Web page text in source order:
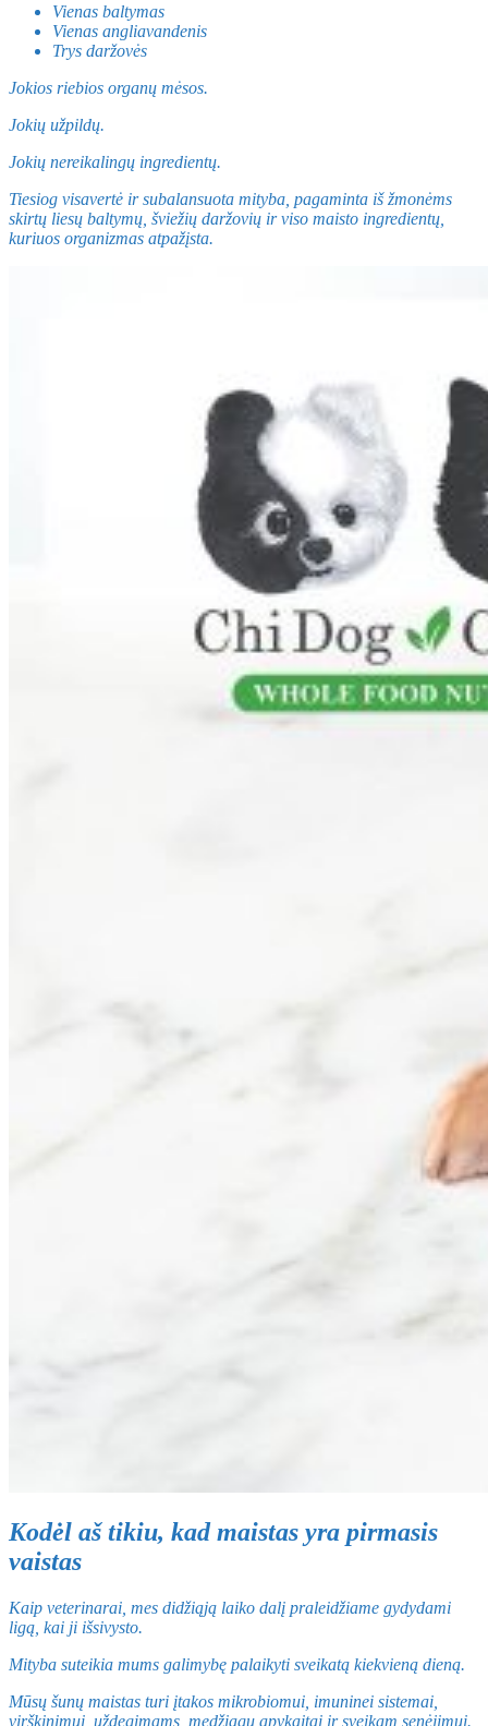
Vienas baltymas
Vienas angliavandenis
Trys daržovės
Jokios riebios organų mėsos.
Jokių užpildų.
Jokių nereikalingų ingredientų.
Tiesiog visavertė ir subalansuota mityba, pagaminta iš žmonėms
skirtų liesų baltymų, šviežių daržovių ir viso maisto ingredientų,
kuriuos organizmas atpažįsta.
Kodėl aš tikiu, kad maistas yra pirmasis
vaistas
Kaip veterinarai, mes didžiąją laiko dalį praleidžiame gydydami
ligą, kai ji išsivysto.
Mityba suteikia mums galimybę palaikyti sveikatą kiekvieną dieną.
Mūsų šunų maistas turi įtakos mikrobiomui, imuninei sistemai,
virškinimui, uždegimams, medžiagų apykaitai ir sveikam senėjimui.